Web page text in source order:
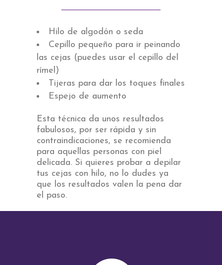
Hilo de algodón o seda
Cepillo pequeño para ir peinando
las cejas (puedes usar el cepillo del
rímel)
Tijeras para dar los toques finales
Espejo de aumento
Esta técnica da unos resultados
fabulosos, por ser rápida y sin
contraindicaciones, se recomienda
para aquellas personas con piel
delicada. Si quieres probar a depilar
tus cejas con hilo, no lo dudes ya
que los resultados valen la pena dar
el paso.